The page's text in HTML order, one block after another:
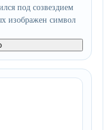
под созвездием
изображен символ